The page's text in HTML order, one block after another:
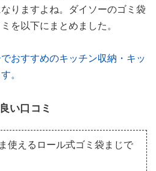
りますよね。ダイソーのゴミ袋
を以下にまとめました。
おすすめのキッチン収納・キッ
。
い口コミ
使えるロール式ゴミ袋まじで